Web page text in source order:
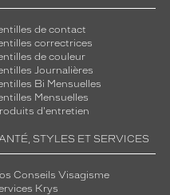
de contact
correctrices
de couleur
Journalières
Bi Mensuelles
Mensuelles
d'entretien
STYLES ET SERVICES
Conseils Visagisme
Krys